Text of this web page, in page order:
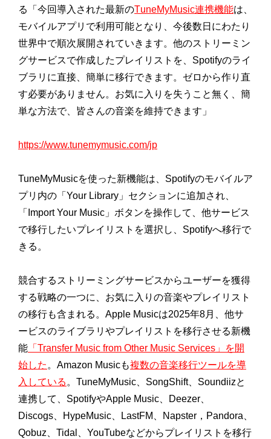
る「今回導入された最新のTuneMyMusic連携機能は、
モバイルアプリで利用可能となり、 今後数日にわたり
世界中で順次展開されていきます。 他のストリーミン
グサービスで作成したプレイリストを、 Spotifyのライ
ブラリに直接、簡単に移行できます。 ゼロから作り直
す必要がありません。お気に入りを失うこと無く、 簡
単な方法で、皆さんの音楽を維持できます」
https://www.tunemymusic.com/jp
TuneMyMusicを使った新機能は、 Spotifyのモバイルア
プリ内の「Your Library」セクションに追加され、
「Import Your Music」ボタンを操作して、 他サービス
で移行したいプレイリストを選択し、 Spotifyへ移行で
きる。
競合するストリーミングサービスからユーザーを獲得
する戦略の一つに、お気に入りの音楽やプレイリスト
の移行も含まれる。 Apple Musicは2025年8月、 他サ
ービスのライブラリやプレイリストを移行させる新機
能 「 Transfer Music from Other Music Services」を開
始した 。Amazon Musicも複数の音楽移行ツールを導
入している 。 TuneMyMusic、SongShift、 Soundiizと
連携して、SpotifyやApple Music、Deezer、
Discogs、
HypeMusic、LastFM、Napster， Pandora、
Qobuz、Tidal、 YouTubeなどからプレイリストを移行